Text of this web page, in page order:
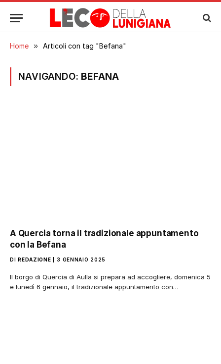
Home » Articoli con tag "Befana"
NAVIGANDO: BEFANA
A Quercia torna il tradizionale appuntamento
con la Befana
DI REDAZIONE 3 GENNAIO 2025
Il borgo di Quercia di Aulla si prepara ad accogliere, domenica 5
e lunedì 6 gennaio, il tradizionale appuntamento con…